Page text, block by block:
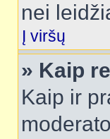
nei
Į viršų
» Kaip
Kaip ir